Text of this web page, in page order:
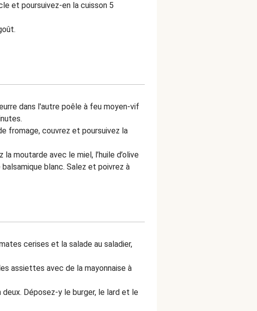
et poursuivez-en la cuisson 5
dans l'autre poêle à feu moyen-vif
fromage, couvrez et poursuivez la
la moutarde avec le miel, l’huile d’olive
blanc. Salez et poivrez à
cerises et la salade au saladier,
assiettes avec de la mayonnaise à
deux. Déposez-y le burger, le lard et le